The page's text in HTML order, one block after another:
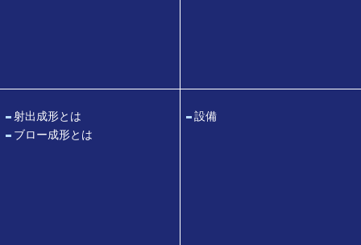
射出成形とは
ブロー成形とは
設備